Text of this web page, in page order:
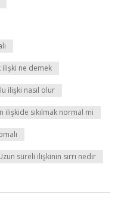
ilişki ne demek
ilişki nasıl olur
ilişkide sıkılmak normal mi
süreli ilişkinin sırrı nedir